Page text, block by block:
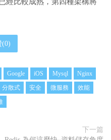
(0)
Google iOS Mysql
Nginx
分散式 安全 微服務
效能
下一篇